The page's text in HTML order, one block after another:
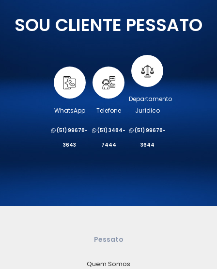
SOU CLIENTE PESSATO
WhatsApp
(51) 99678-
3643
Telefone
(51) 3484-
7444
Departamento
Jurídico
(51) 99678-
3644
Pessato
Quem Somos